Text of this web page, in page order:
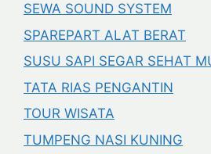
SEWA SOUND SYSTEM
SPAREPART ALAT BERAT
SUSU SAPI SEGAR SEHAT
TATA RIAS PENGANTIN
TOUR WISATA
TUMPENG NASI KUNING